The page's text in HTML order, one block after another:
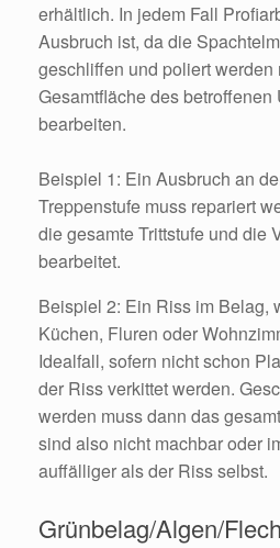
erhältlich. In jedem Fall
Ausbruch ist, da die
geschliffen und poliert werden
Gesamtfläche des betroffenen
bearbeiten.
Beispiel 1: Ein Ausbruch an
Treppenstufe muss repariert
die gesamte Trittstufe und die
bearbeitet.
Beispiel 2: Ein Riss im Belag,
Küchen, Fluren oder
Idealfall, sofern nicht schon
der Riss verkittet werden.
werden muss dann das
sind also nicht machbar oder
auffälliger als der Riss selbst.
Grünbelag/Algen/